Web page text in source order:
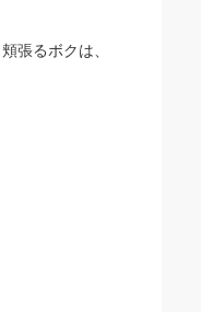
張るボクは、